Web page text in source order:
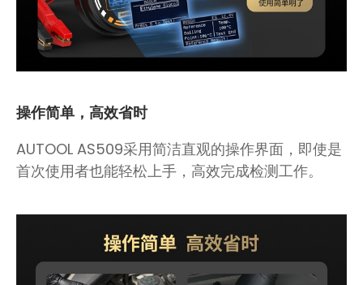
操作简单，高效省时
AUTOOL AS509采用简洁直观的操作界面，即使是
首次使用者也能轻松上手，高效完成检测工作。